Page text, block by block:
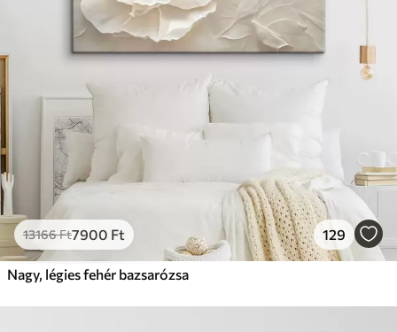
13166Ft7900 Ft 129
Nagy, légies fehér bazsarózsa